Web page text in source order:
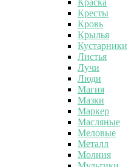
Краска
Кресты
Кровь
Крылья
Кустарники
Листья
Лучи
Люди
Магия
Мазки
Маркер
Масляные
Меловые
Металл
Молния